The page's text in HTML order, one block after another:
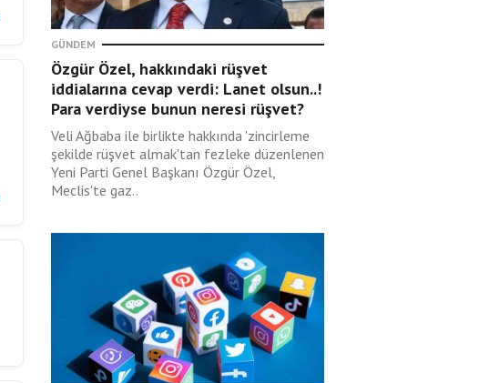
GÜNDEM
Özgür Özel, hakkındaki rüşvet
iddialarına cevap verdi: Lanet olsun..!
Para verdiyse bunun neresi rüşvet?
Veli Ağbaba ile birlikte hakkında 'zincirleme
şekilde rüşvet almak'tan fezleke düzenlenen
Yeni Parti Genel Başkanı Özgür Özel,
Meclis'te gaz..